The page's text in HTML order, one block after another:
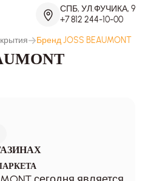
СПБ, УЛ.ФУЧИКА, 9
+7 812 244-10-00
Бренд JOSS BEAUMONT